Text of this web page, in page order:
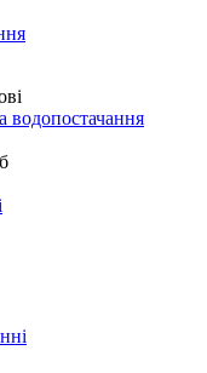
водопостачання